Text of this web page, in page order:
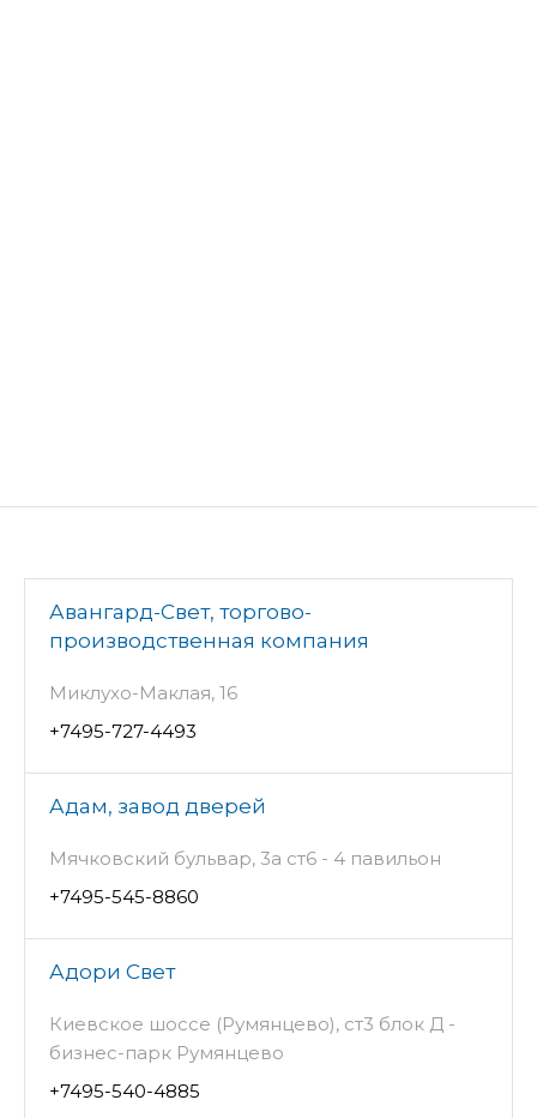
Авангард-Свет, торгово-
производственная компания
Миклухо-Маклая, 16
+7495-727-4493
Адам, завод дверей
Мячковский бульвар, 3а ст6 - 4 павильон
+7495-545-8860
Адори Свет
Киевское шоссе (Румянцево), ст3 блок Д -
бизнес-парк Румянцево
+7495-540-4885